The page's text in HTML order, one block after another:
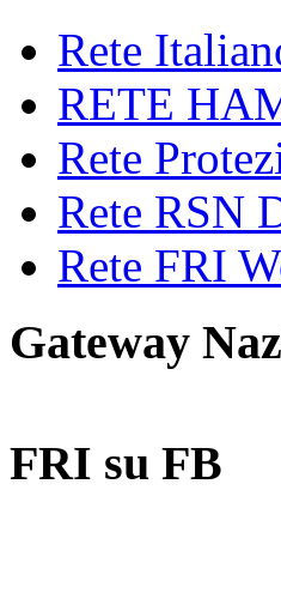
Rete
RETE
Rete
Rete RSN
Rete FRI
Gateway
FRI su FB